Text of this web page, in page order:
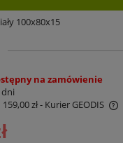
100x80x15
na zamówienie
dni
zł- Kurier GEODIS
ewentualnych kosztów